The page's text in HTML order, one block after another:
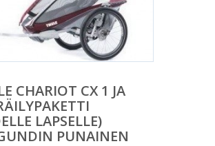
CHARIOT CX 1 JA
LAPSELLE)
PUNAINEN